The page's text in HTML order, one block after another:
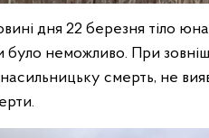
дня 22 березня тіло
було неможливо. При
смерть, не